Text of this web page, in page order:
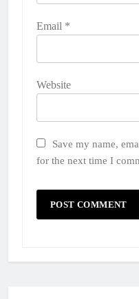
Email *
Website
Save my name,
for the next time I